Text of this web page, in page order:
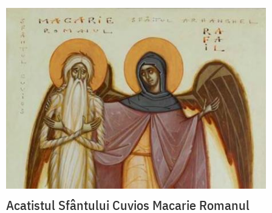
Acatistul Sfântului Cuvios Macarie Romanul